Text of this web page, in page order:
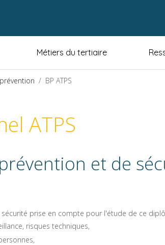
Métiers du tertiaire
BP ATPS
ATPS
et de
prise en compte pour l'étude de ce
risques techniques,